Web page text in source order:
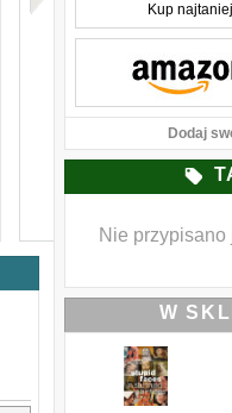
Kup
Dodaj
Nie
W